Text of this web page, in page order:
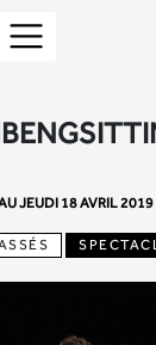
JEUDI 18 AVRIL 2019